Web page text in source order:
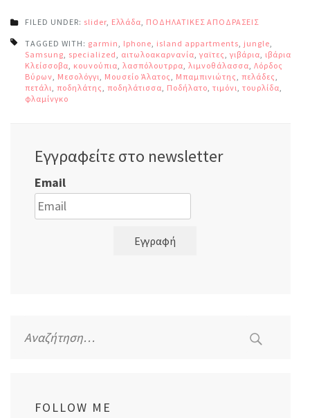
FILED UNDER: slider, Ελλάδα, ΠΟΔΗΛΑΤΙΚΕΣ ΑΠΟΔΡΑΣΕΙΣ
TAGGED WITH: garmin, Iphone, island appartments, jungle,
Samsung, specialized, αιτωλοακαρνανία, γαϊτες, γιβάρια, ιβάρια
Κλείσσοβα, κουνούπια, λασπόλουτρρα, λιμνοθάλασσα, Λόρδος
Βύρων, Μεσολόγγι, Μουσείο Άλατος, Μπαμπινιώτης, πελάδες,
πετάλι, ποδηλάτης, ποδηλάτισσα, Ποδήλατο, τιμόνι, τουρλίδα,
φλαμίνγκο
Εγγραφείτε στο newsletter
Email
Εγγραφή
για:
FOLLOW ME